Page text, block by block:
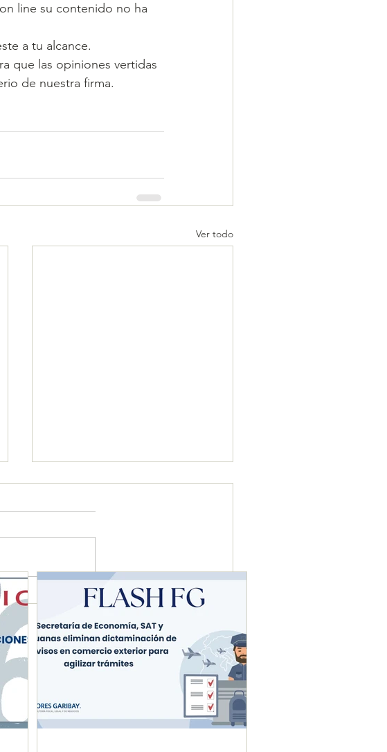
line su contenido no ha
a tu alcance.
que las opiniones vertidas
de nuestra firma.
Ver todo
Secretaría de Economía, SAT
dictaminación de avisos en
comercio exterior para
agilizar trámites.